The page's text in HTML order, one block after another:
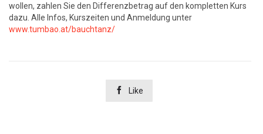
wollen, zahlen Sie den Differenzbetrag auf den kompletten Kurs
dazu. Alle Infos, Kurszeiten und Anmeldung unter
www.tumbao.at/bauchtanz/
 Like